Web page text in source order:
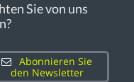
Sie von uns
Abonnieren Sie
den Newsletter